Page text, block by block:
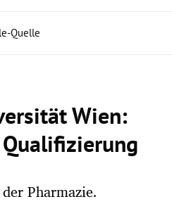
Quelle
Wien:
Pharmazie.